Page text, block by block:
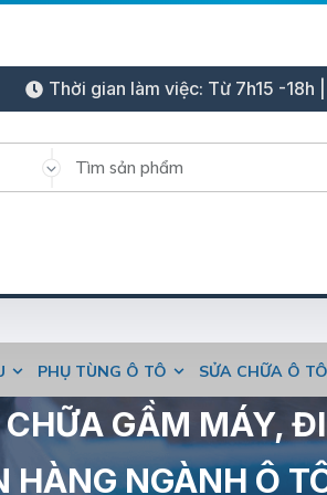
Thời gian làm việc: Từ 7h15 -18h
PHỤ TÙNG Ô TÔ SỬA CHỮA Ô TÔ
GẦM MÁY,
HÀNG NGÀNH Ô